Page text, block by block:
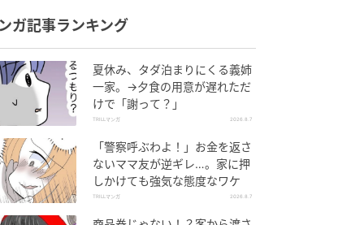
ガ記事ランキング
夏休み、タダ泊まりにくる義姉
一家。→夕食の用意が遅れただ
けで「謝って？」
TRILLマンガ 2026.8.7
「警察呼ぶわよ！」お金を返さ
ないママ友が逆ギレ…。家に押
しかけても強気な態度なワケ
TRILLマンガ 2026.8.7